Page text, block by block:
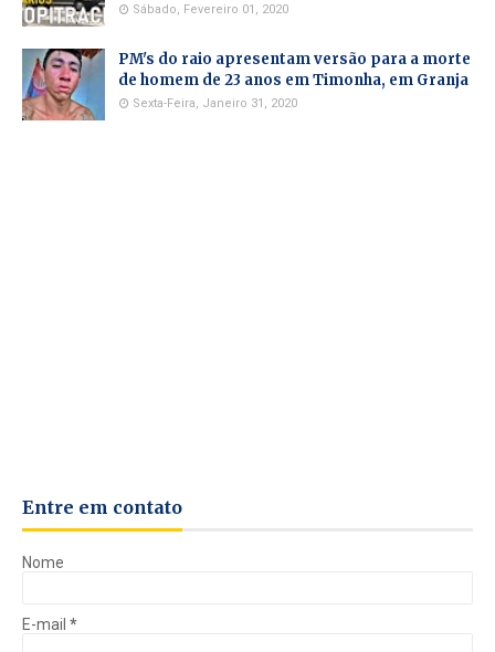
Sábado, Fevereiro 01, 2020
PM's do raio apresentam versão para a morte
de homem de 23 anos em Timonha, em Granja
Sexta-Feira, Janeiro 31, 2020
Entre em contato
Nome
E-mail *